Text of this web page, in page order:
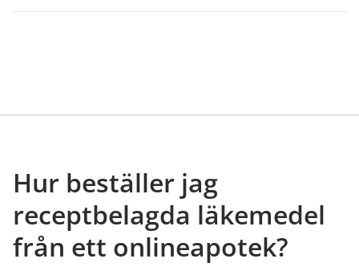
Hur beställer jag
receptbelagda läkemedel
från ett onlineapotek?